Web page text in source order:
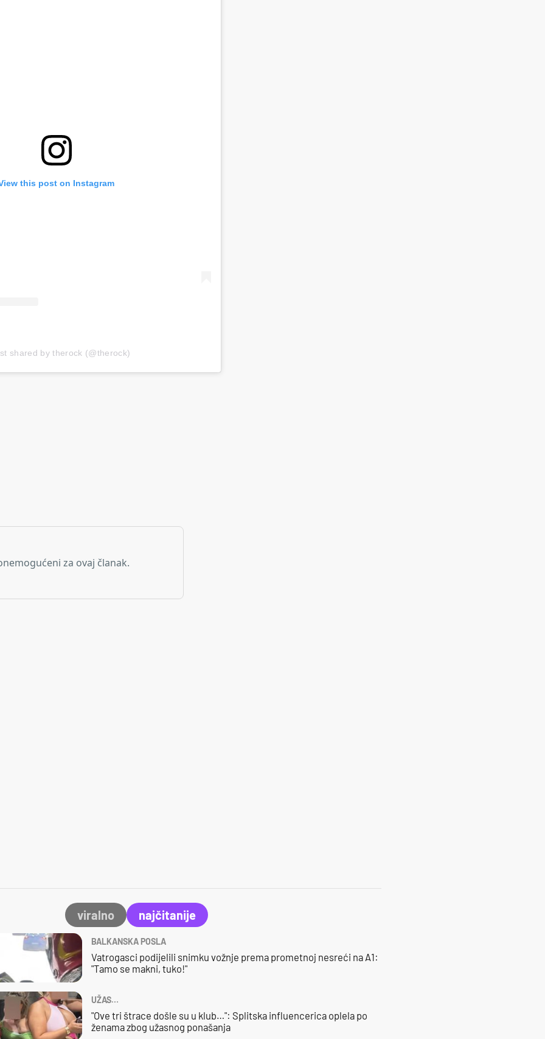
this post on Instagram
shared by therock (@therock)
za ovaj članak.
viralno najčitanije
BALKANSKA POSLA
Vatrogasci podijelili snimku vožnje prema prometnoj nesreći na A1:
"Tamo se makni, tuko!"
UŽAS…
"Ove tri štrace došle su u klub…": Splitska influencerica oplela po
ženama zbog užasnog ponašanja